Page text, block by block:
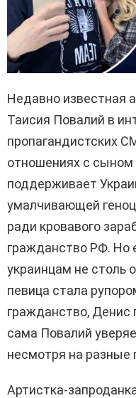
Недавно известная
Таисия Повалий в
пропагандистских
отношениях с
поддерживает
умалчивающей
ради кровавого
гражданство РФ. Но
украинцам не столь
певица стала
гражданство,
сама Повалий
несмотря на разные
Артистка-